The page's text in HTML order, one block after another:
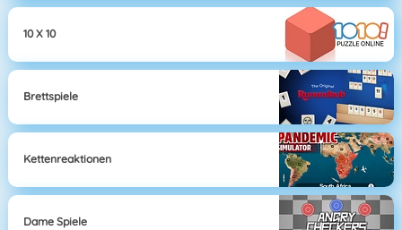
10 X 10
Brettspiele
Kettenreaktionen
Dame Spiele